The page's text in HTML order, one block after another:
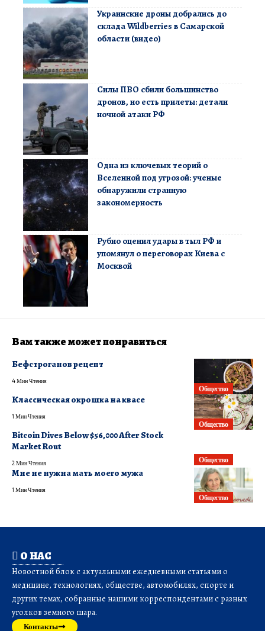
Украинские дроны добрались до
склада Wildberries в Самарской
области (видео)
Силы ПВО сбили большинство
дронов, но есть прилеты: детали
ночной атаки РФ
Одна из ключевых теорий о
Вселенной под угрозой: ученые
обнаружили странную
закономерность
Рубио оценил удары в тыл РФ и
упомянул о переговорах Киева с
Москвой
Вам также может понравиться
Общество
Бефстроганов рецепт
4 Мин Чтения
Общество
Классическая окрошка на квасе
1 Мин Чтения
Общество
Bitcoin Dives Below $56,000 After Stock
Market Rout
2 Мин Чтения
Общество
Мне не нужна мать моего мужа
1 Мин Чтения
О НАС
Новостной блок с актуальными ежедневными статьями о
медицине, технологиях, обществе, автомобилях, спорте и
других темах, собранные нашими корреспондентами с разных
уголков земного шара.
Контакты